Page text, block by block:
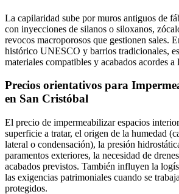
La capilaridad sube por muros antiguos de
con inyecciones de silanos o siloxanos,
revocos macroporosos que gestionen sales.
histórico UNESCO y barrios tradicionales,
materiales compatibles y acabados acordes a
Precios orientativos para
en San Cristóbal
El precio de impermeabilizar espacios
superficie a tratar, el origen de la humedad
lateral o condensación), la presión
paramentos exteriores, la necesidad de
acabados previstos. También influyen la
las exigencias patrimoniales cuando se
protegidos.